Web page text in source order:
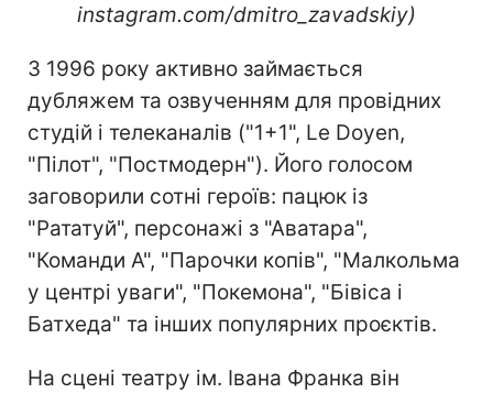
instagram.com/dmitro_zavadskiy)
З 1996 року активно займається
дубляжем та озвученням для провідних
студій і телеканалів ("1+1", Le Doyen,
"Пілот", "Постмодерн"). Його голосом
заговорили сотні героїв: пацюк із
"Рататуй", персонажі з "Аватара",
"Команди А", "Парочки копів", "Малкольма
у центрі уваги", "Покемона", "Бівіса і
Батхеда" та інших популярних проєктів.
На сцені театру ім. Івана Франка він